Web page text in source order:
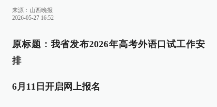
来源： 山西晚报
2026-05-27 16:52
原标题：我省发布2026年高考外语口试工作安
排
6月11日开启网上报名